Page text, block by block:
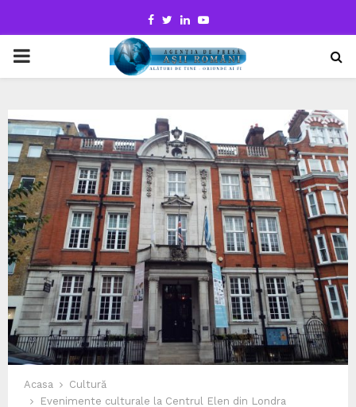
Facebook
TwitterLinkedinYoutube
PRIMARY
Acasa
Cultură
Evenimente culturale la Centrul Elen din Londra